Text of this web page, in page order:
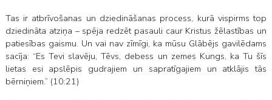
Tas ir atbrīvošanas un dziedināšanas process, kurā vispirms top
dziedināta atziņa – spēja redzēt pasauli caur Kristus žēlastības un
patiesības gaismu. Un vai nav zīmīgi, ka mūsu Glābējs gavilēdams
sacīja: “Es Tevi slavēju, Tēvs, debess un zemes Kungs, ka Tu šīs
lietas esi apslēpis gudrajiem un sapratīgajiem un atklājis tās
bērniņiem.” (10:21)